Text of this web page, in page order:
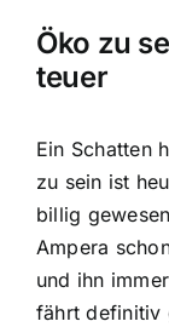
Öko zu
teuer
Ein Schatten
zu sein ist
billig
Ampera
und ihn
fährt definitiv